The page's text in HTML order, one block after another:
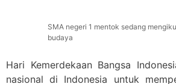
SMA negeri 1 mentok sedang
budaya
Hari Kemerdekaan Bangsa
nasional di Indonesia untuk